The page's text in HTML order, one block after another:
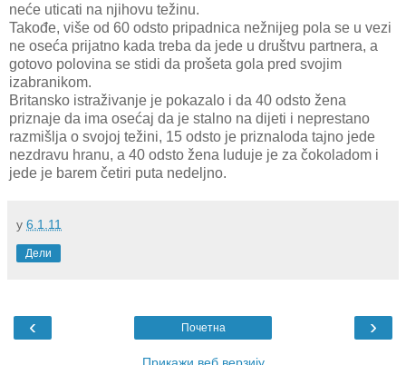
neće uticati na njihovu težinu.
Takođe, više od 60 odsto pripadnica nežnijeg pola se u vezi
ne oseća prijatno kada treba da jede u društvu partnera, a
gotovo polovina se stidi da prošeta gola pred svojim
izabranikom.
Britansko istraživanje je pokazalo i da 40 odsto žena
priznaje da ima osećaj da je stalno na dijeti i neprestano
razmišlja o svojoj težini, 15 odsto je priznaloda tajno jede
nezdravu hranu, a 40 odsto žena luduje je za čokoladom i
jede je barem četiri puta nedeljno.
у 6.1.11
Дели
‹ ›
Почетна